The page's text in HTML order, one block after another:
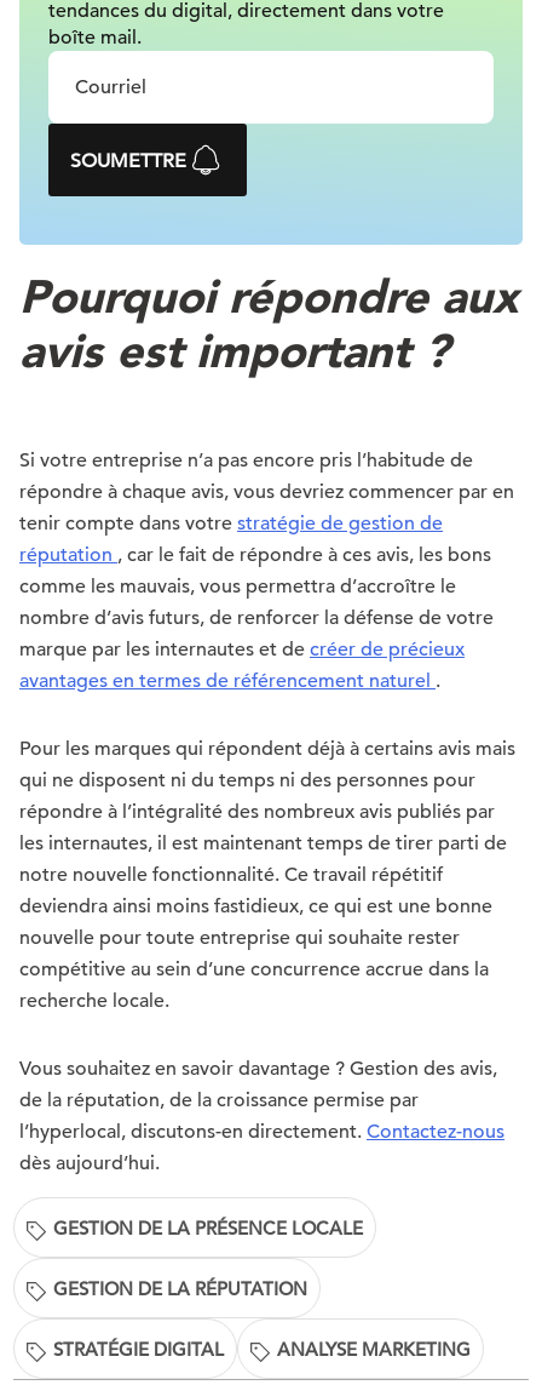
tendances du digital, directement dans votre
boîte mail.
SOUMETTRE
Pourquoi répondre aux
avis est important ?
Si votre entreprise n’a pas encore pris l’habitude de
répondre à chaque avis, vous devriez commencer par en
tenir compte dans votre stratégie de gestion de
réputation , car le fait de répondre à ces avis, les bons
comme les mauvais, vous permettra d’accroître le
nombre d’avis futurs, de renforcer la défense de votre
marque par les internautes et de créer de précieux
avantages en termes de référencement naturel .
Pour les marques qui répondent déjà à certains avis mais
qui ne disposent ni du temps ni des personnes pour
répondre à l’intégralité des nombreux avis publiés par
les internautes, il est maintenant temps de tirer parti de
notre nouvelle fonctionnalité. Ce travail répétitif
deviendra ainsi moins fastidieux, ce qui est une bonne
nouvelle pour toute entreprise qui souhaite rester
compétitive au sein d’une concurrence accrue dans la
recherche locale.
Vous souhaitez en savoir davantage ? Gestion des avis,
de la réputation, de la croissance permise par
l’hyperlocal, discutons-en directement. Contactez-nous
dès aujourd’hui.
GESTION DE LA PRÉSENCE LOCALE
GESTION DE LA RÉPUTATION
STRATÉGIE DIGITAL ANALYSE MARKETING